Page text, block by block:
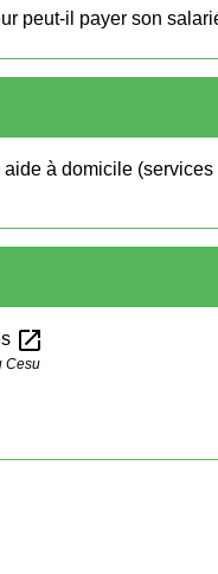
peut-il payer son
à domicile
open_in_new
Cesu